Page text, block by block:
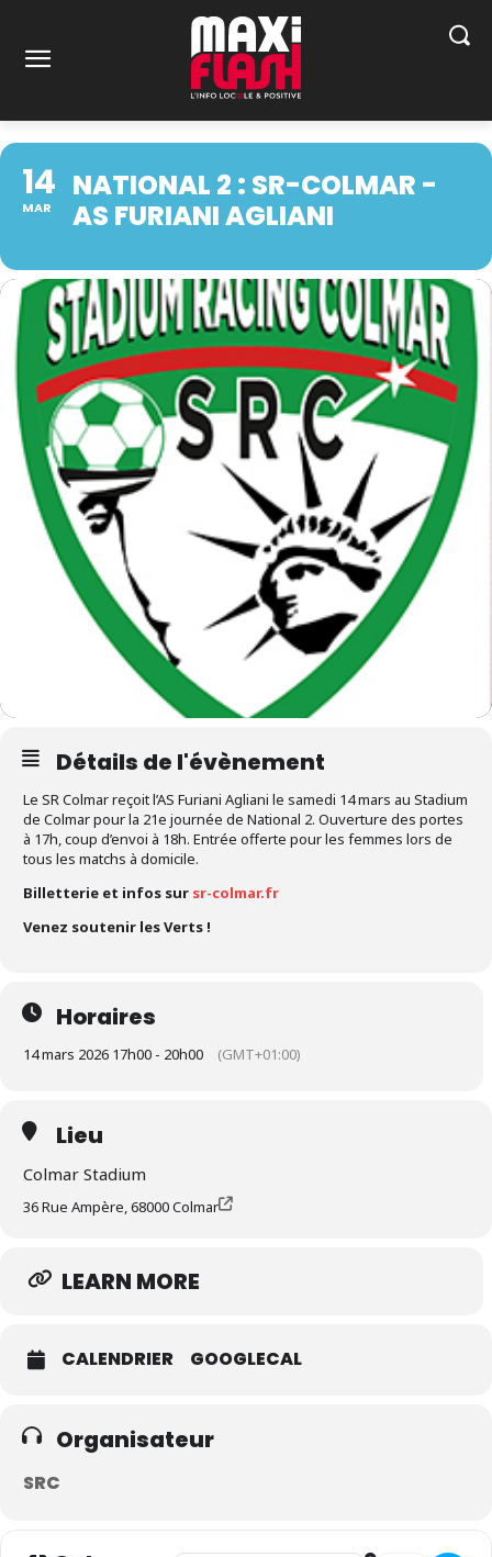
14
MAR
NATIONAL 2 : SR-COLMAR -
AS FURIANI AGLIANI
Détails de l'évènement
Le SR Colmar reçoit l’AS Furiani Agliani le samedi 14 mars au Stadium
de Colmar pour la 21e journée de National 2. Ouverture des portes
à 17h, coup d’envoi à 18h. Entrée offerte pour les femmes lors de
tous les matchs à domicile.
Billetterie et infos sur sr-colmar.fr
Venez soutenir les Verts !
Horaires
14 mars 2026 17h00 - 20h00 (GMT+01:00)
Lieu
Colmar Stadium
36 Rue Ampère, 68000 Colmar
LEARN MORE
CALENDRIER GOOGLECAL
Organisateur
SRC